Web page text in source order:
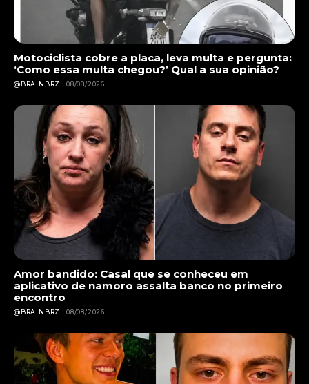
Motociclista cobre a placa, leva multa e pergunta:
‘Como essa multa chegou?’ Qual a sua opinião?
@BRAINBRZ 08/08/2026
Amor bandido: Casal que se conheceu em
aplicativo de namoro assalta banco no primeiro
encontro
@BRAINBRZ 08/08/2026